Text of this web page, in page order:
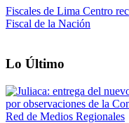
Fiscales de Lima Centro
Fiscal de la Nación
Lo Último
Red de Medios Regionales